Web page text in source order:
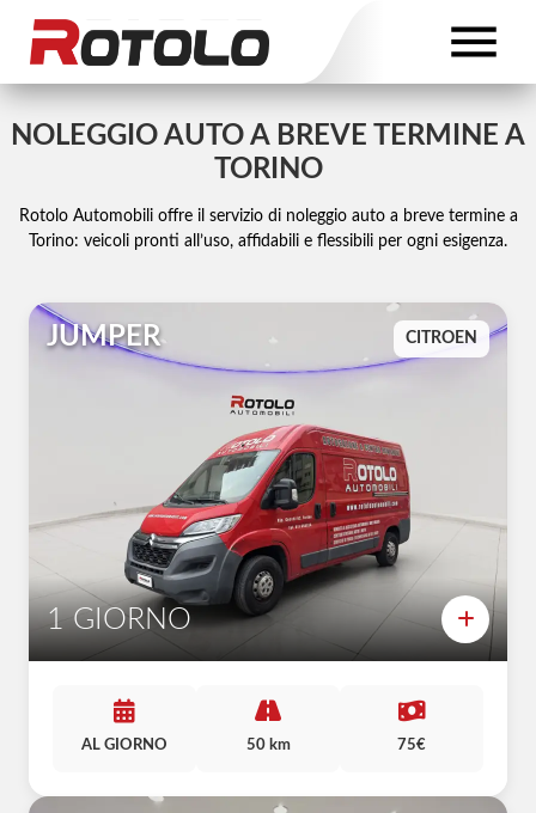
NOLEGGIO AUTO A BREVE TERMINE A
TORINO
Rotolo Automobili offre il servizio di noleggio auto a breve termine a
Torino: veicoli pronti all’uso, affidabili e flessibili per ogni esigenza.
CITROEN
JUMPER
1 GIORNO
AL GIORNO 50 km 75€